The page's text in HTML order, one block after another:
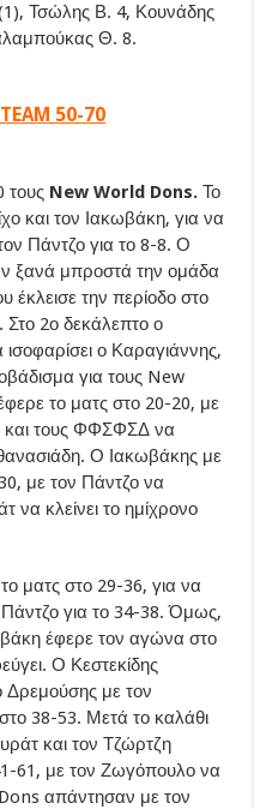
Τσώλης Β. 4, Κουνάδης
Θ. 8.
50-70
τους New World Dons. Το
και τον Ιακωβάκη, για να
Πάντζο για το 8-8. Ο
ξανά μπροστά την ομάδα
έκλεισε την περίοδο στο
2ο δεκάλεπτο ο
ο Καραγιάννης,
για τους New
το ματς στο 20-20, με
και τους ΦΦΣΦΣΔ να
Ο Ιακωβάκης με
με τον Πάντζο να
να κλείνει το ημίχρονο
ματς στο 29-36, για να
για το 34-38. Όμως,
έφερε τον αγώνα στο
Ο Κεστεκίδης
με τον
38-53. Μετά το καλάθι
και τον Τζώρτζη
61, με τον Ζωγόπουλο να
απάντησαν με τον